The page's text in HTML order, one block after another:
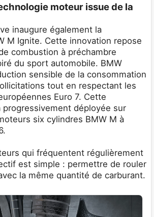
moteur issue de la
inaugure également la
M Ignite. Cette innovation repose
combustion à préchambre
du sport automobile. BMW
sensible de la consommation
tout en respectant les
Euro 7. Cette
déployée sur
six cylindres BMW M à
qui fréquentent régulièrement
est simple : permettre de rouler
la même quantité de carburant.